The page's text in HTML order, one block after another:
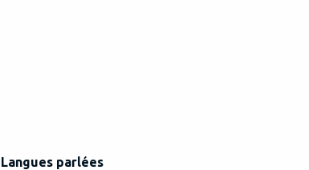
Langues parlées
Langues parlées